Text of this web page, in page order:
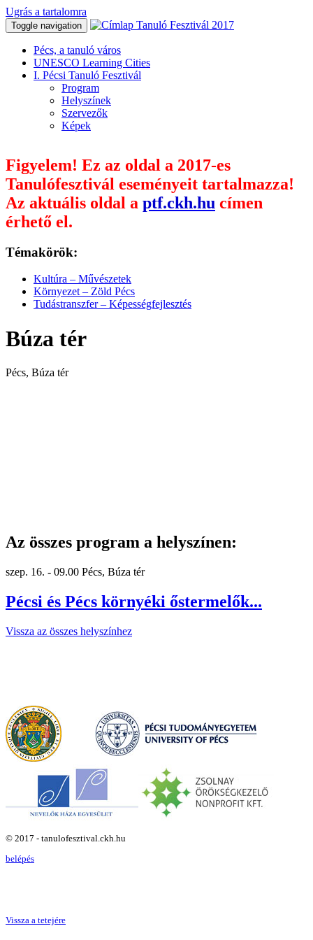
Ugrás a tartalomra
Toggle navigation Tanuló Fesztivál 2017
Pécs, a tanuló város
UNESCO Learning Cities
I. Pécsi Tanuló Fesztivál
Program
Helyszínek
Szervezők
Képek
Figyelem! Ez az oldal a 2017-es
Tanulófesztivál eseményeit tartalmazza!
Az aktuális oldal a ptf.ckh.hu címen
érhető el.
Témakörök:
Kultúra – Művészetek
Környezet – Zöld Pécs
Tudástranszfer – Képességfejlesztés
Búza tér
Pécs, Búza tér
Az összes program a helyszínen:
szep. 16. - 09.00 Pécs, Búza tér
Pécsi és Pécs környéki őstermelők...
Vissza az összes helyszínhez
© 2017 - tanulofesztival.ckh.hu
belépés
Vissza a tetejére